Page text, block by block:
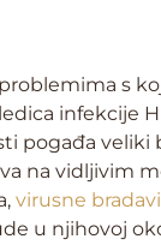
s
infekcije
pogađa
na vidljivim
virusne
u njihovoj